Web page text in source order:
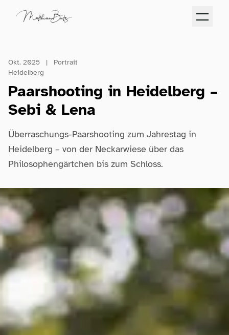
Folge dem Fotografen auf Instagram
Folge dem Fotografen auf TikTok
Videos des Fotografen auf
Okt. 2025 |
Portrait
Heidelberg
Paarshooting in Heidelberg –
Sebi & Lena
Überraschungs-Paarshooting zum Jahrestag in
Heidelberg – von der Neckarwiese über das
Philosophengärtchen bis zum Schloss.